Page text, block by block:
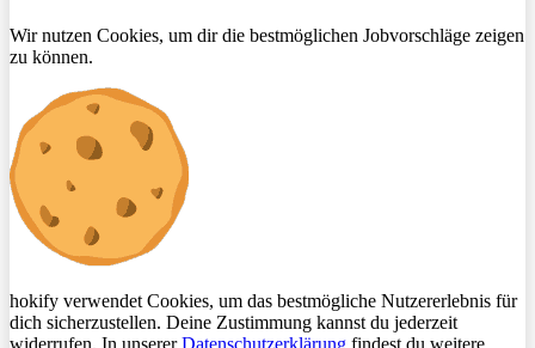
Wir nutzen Cookies, um dir die bestmöglichen Jobvorschläge zeigen
zu können.
hokify verwendet Cookies, um das bestmögliche Nutzererlebnis für
dich sicherzustellen. Deine Zustimmung kannst du jederzeit
widerrufen. In unsererDatenschutzerklärung findest du weitere